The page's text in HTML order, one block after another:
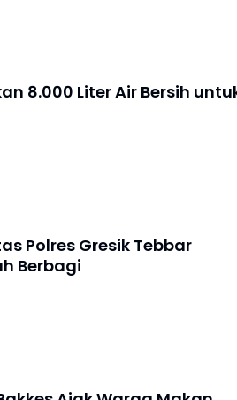
8.000 Liter Air Bersih
Polres Gresik Tebbar
Berbagi